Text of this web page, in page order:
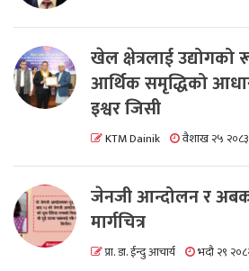
खेल क्षेत्रलाई उद्योगको
आर्थिक समृद्धिको
इश्वर जिसी
KTM Dainik वैशाख २५ २०८३
जेनजी आन्दोलन र
मार्गचित्र
प्रा. डा. ईन्दु आचार्य भदौ २९